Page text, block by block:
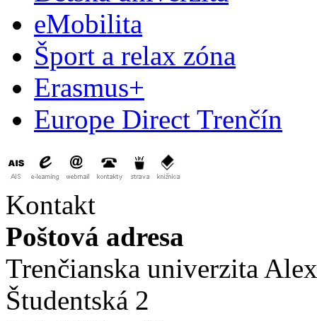
eMobilita
Šport a relax zóna
Erasmus+
Europe Direct Trenčín
Kontakt
Poštová adresa
Trenčianska univerzita
Študentská 2